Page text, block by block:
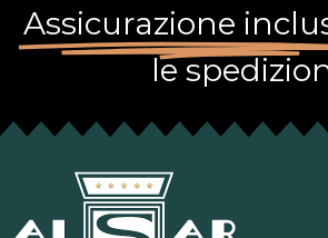
Assicurazione
le